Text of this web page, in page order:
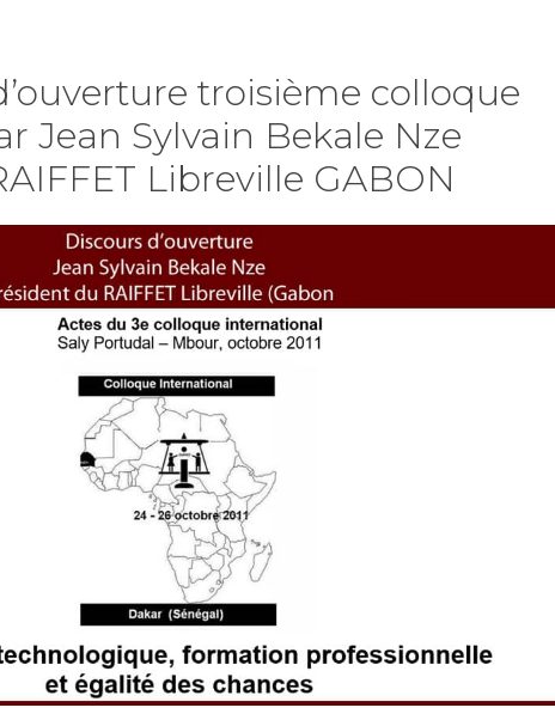
troisième colloque
Jean Sylvain Bekale Nze
Libreville GABON